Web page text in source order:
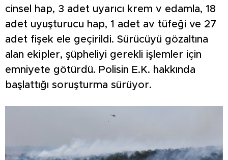
cinsel hap, 3 adet uyarıcı krem v edamla, 18
adet uyuşturucu hap, 1 adet av tüfeği ve 27
adet fişek ele geçirildi. Sürücüyü gözaltına
alan ekipler, şüpheliyi gerekli işlemler için
emniyete götürdü. Polisin E.K. hakkında
başlattığı soruşturma sürüyor.